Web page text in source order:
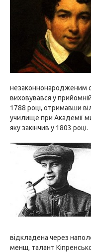
незаконнонародженим
виховувався у
1788 році, отримавши
училище при Академії
яку закінчив у 1803 році.
відкладена через
менш, талант